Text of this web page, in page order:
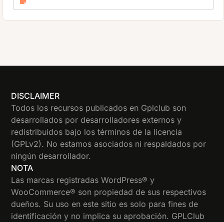
DISCLAIMER
Todos los recursos publicados en Gplclub son
desarrollados por desarrolladores externos y
redistribuidos bajo los términos de la licencia
(GPLv2). No estamos asociados ni respaldados por
ningún desarrollador.
NOTA
Las marcas registradas WordPress® y
WooCommerce® son propiedad de sus respectivos
dueños. Su uso en este sitio es solo para fines de
identificación y no implica su aprobación. GPLClub